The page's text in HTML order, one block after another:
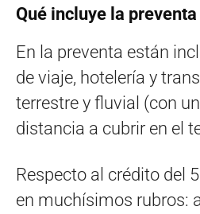
Qué incluye la preventa
En la preventa están
de viaje, hotelería y
terrestre y fluvial (con
distancia a cubrir en el
Respecto al crédito del
en muchísimos rubros: